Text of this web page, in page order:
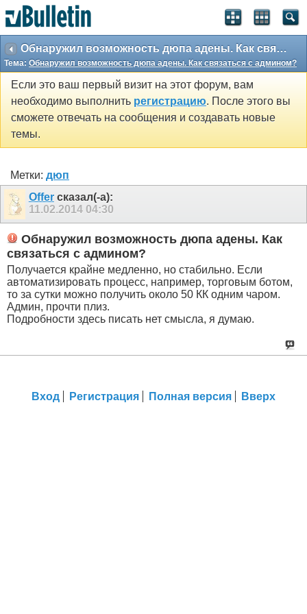
Обнаружил возможность дюпа адены. Как связаться с админом?
Тема: Обнаружил возможность дюпа адены. Как связаться с админом?
Если это ваш первый визит на этот форум, вам
необходимо выполнить регистрацию. После этого вы
сможете отвечать на сообщения и создавать новые
темы.
Метки: дюп
Offerсказал(-а):
11.02.2014 04:30
Обнаружил возможность дюпа адены. Как
связаться с админом?
Получается крайне медленно, но стабильно. Если
автоматизировать процесс, например, торговым ботом,
то за сутки можно получить около 50 КК одним чаром.
Админ, прочти плиз.
Подробности здесь писать нет смысла, я думаю.
Вход Регистрация Полная версия Вверх